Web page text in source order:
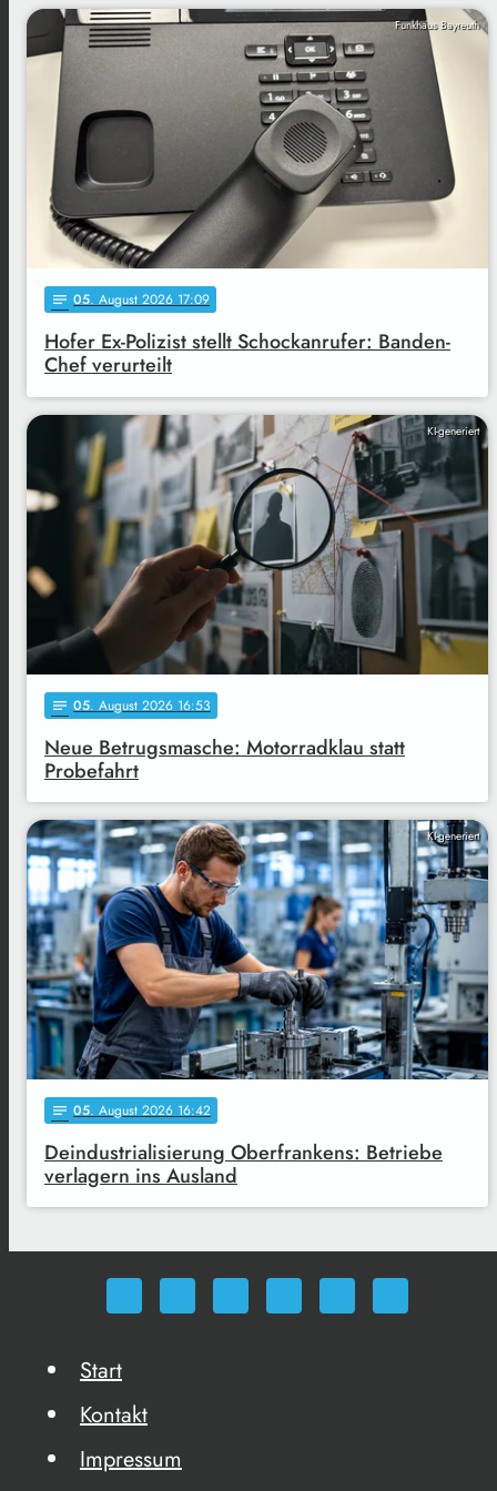
Funkhaus Bayreuth
notes 05. August 2026 17:09
Hofer Ex-Polizist stellt Schockanrufer: Banden-
Chef verurteilt
KI-generiert
notes 05. August 2026 16:53
Neue Betrugsmasche: Motorradklau statt
Probefahrt
KI-generiert
notes 05. August 2026 16:42
Deindustrialisierung Oberfrankens: Betriebe
verlagern ins Ausland
Start
Kontakt
Impressum